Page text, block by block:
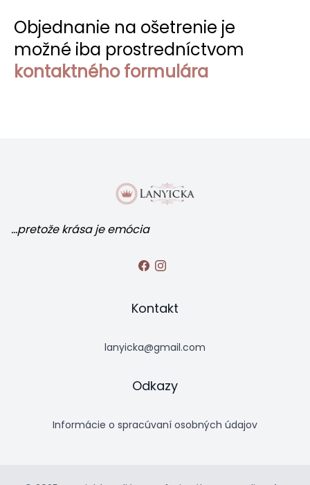
Objednanie na ošetrenie je
možné iba prostredníctvom
kontaktného formulára
...pretože krása je emócia
Kontakt
lanyicka@gmail.com
Odkazy
Informácie o spracúvaní osobných údajov